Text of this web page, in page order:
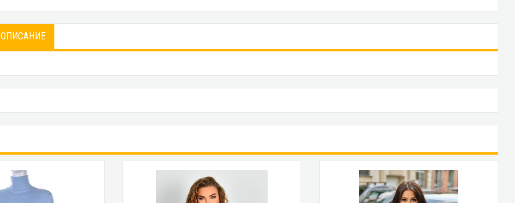
ОПИСАНИЕ